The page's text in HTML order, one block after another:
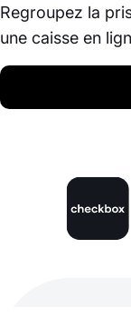
Regroupez la
une caisse en